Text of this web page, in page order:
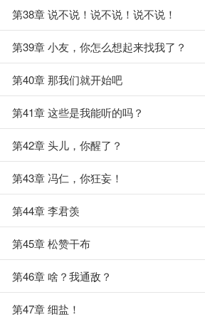
第38章 说不说！说不说！说不说！
第39章 小友，你怎么想起来找我了？
第40章 那我们就开始吧
第41章 这些是我能听的吗？
第42章 头儿，你醒了？
第43章 冯仁，你狂妄！
第44章 李君羡
第45章 松赞干布
第46章 啥？我通敌？
第47章 细盐！